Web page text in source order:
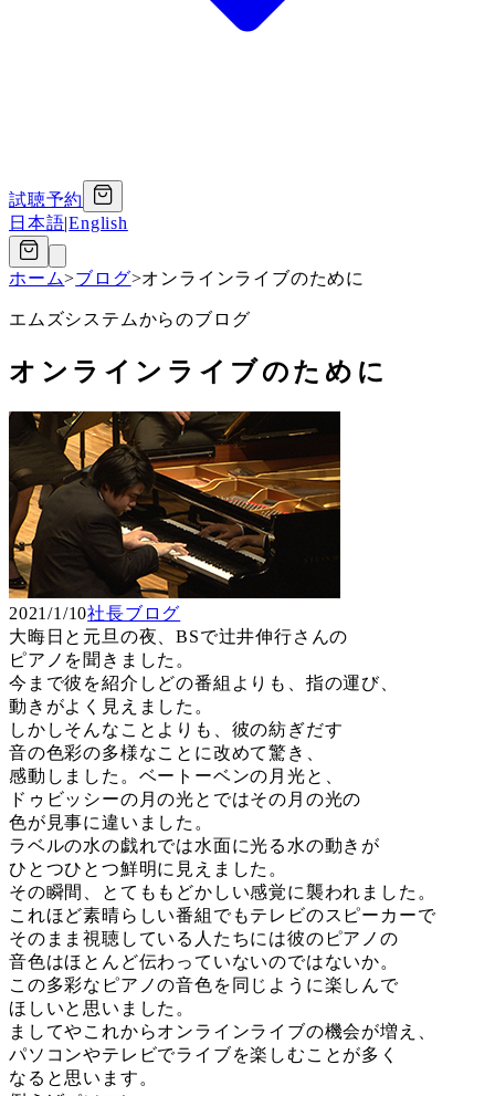
試聴予約
日本語|English
ホーム>ブログ>オンラインライブのために
エムズシステムからのブログ
オンラインライブのために
2021/1/10社長ブログ
大晦日と元旦の夜、BSで辻井伸行さんの
ピアノを聞きました。
今まで彼を紹介しどの番組よりも、指の運び、
動きがよく見えました。
しかしそんなことよりも、彼の紡ぎだす
音の色彩の多様なことに改めて驚き、
感動しました。ベートーベンの月光と、
ドゥビッシーの月の光とではその月の光の
色が見事に違いました。
ラベルの水の戯れでは水面に光る水の動きが
ひとつひとつ鮮明に見えました。
その瞬間、とてももどかしい感覚に襲われました。
これほど素晴らしい番組でもテレビのスピーカーで
そのまま視聴している人たちには彼のピアノの
音色はほとんど伝わっていないのではないか。
この多彩なピアノの音色を同じように楽しんで
ほしいと思いました。
ましてやこれからオンラインライブの機会が増え、
パソコンやテレビでライブを楽しむことが多く
なると思います。